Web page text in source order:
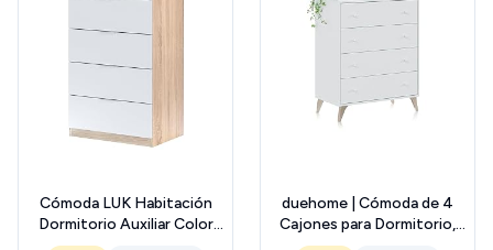
Cómoda LUK Habitación
Dormitorio Auxiliar Color
Blanco Y Roble Sinfonier
duehome | Cómoda de 4
Cajones para Dormitorio,
Cajonera Dormitorio,